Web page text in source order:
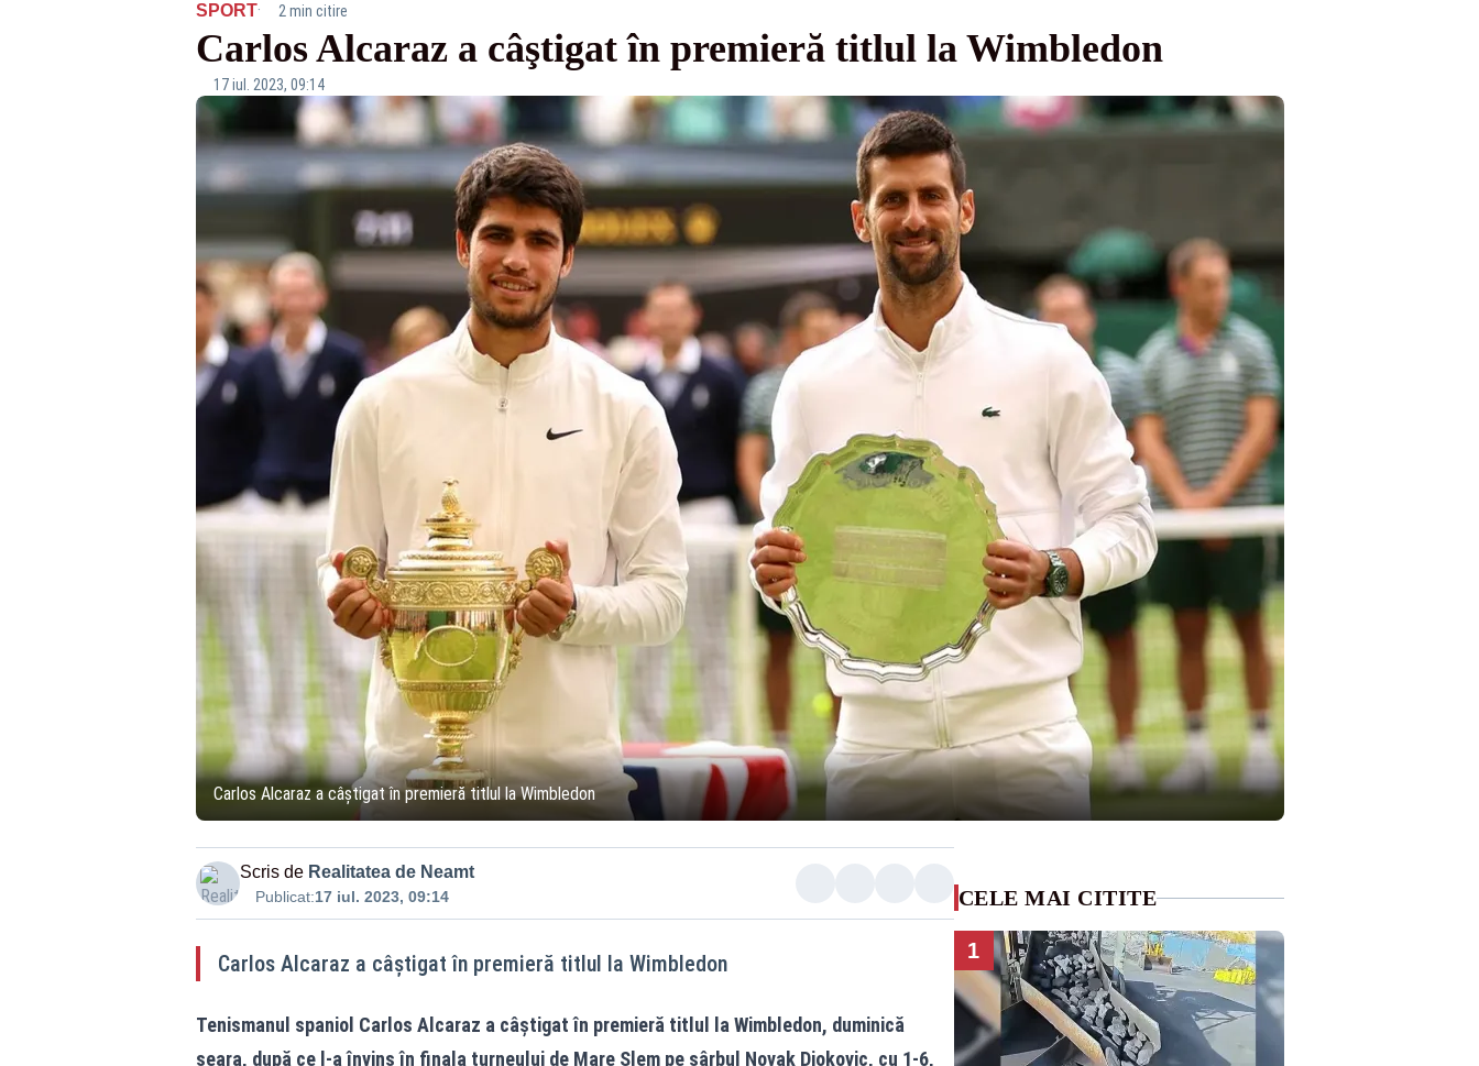
SPORT· 2 min citire
Carlos Alcaraz a câştigat în premieră titlul la Wimbledon
17 iul. 2023, 09:14
Carlos Alcaraz a câştigat în premieră titlul la Wimbledon
Scris de Realitatea de Neamt
Publicat:17 iul. 2023, 09:14
Carlos Alcaraz a câştigat în premieră titlul la Wimbledon
Tenismanul spaniol Carlos Alcaraz a câştigat în premieră titlul la Wimbledon, duminică
seara, după ce l-a învins în finala turneului de Mare Şlem pe sârbul Novak Djokovic, cu 1-6,
CELE MAI CITITE
1